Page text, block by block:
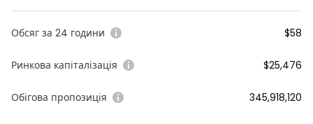
Обсяг за 24 години $58
Ринкова капіталізація $25,476
Обігова пропозиція 345,918,120